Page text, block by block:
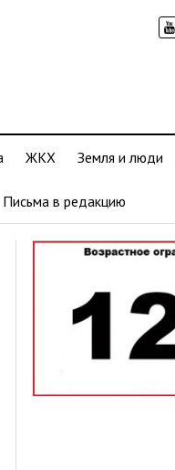
ЖКХ Земля и люди
Письма в редакцию